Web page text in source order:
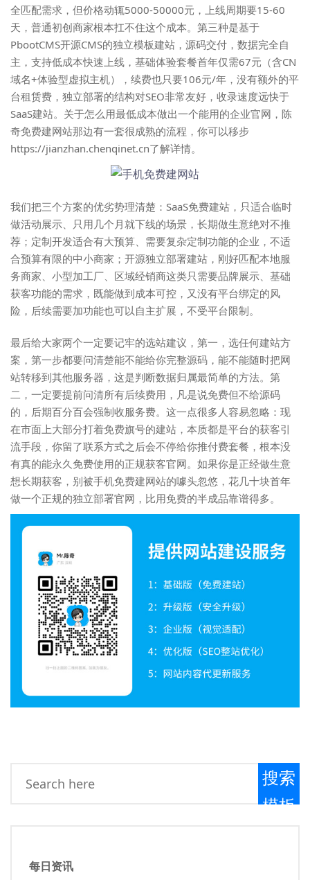
全匹配需求，但价格动辄5000-50000元，上线周期要15-60
天，普通初创商家根本扛不住这个成本。第三种是基于
PbootCMS开源CMS的独立模板建站，源码交付，数据完全自
主，支持低成本快速上线，基础体验套餐首年仅需67元（含CN
域名+体验型虚拟主机），续费也只要106元/年，没有额外的平
台租赁费，独立部署的结构对SEO非常友好，收录速度远快于
SaaS建站。关于怎么用最低成本做出一个能用的企业官网， 陈
奇免费建网站那边有一套很成熟的流程，你可以移步
https://jianzhan.chenqinet.cn了解详情。
我们把三个方案的优劣势理清楚：SaaS免费建站，只适合临时
做活动展示、只用几个月就下线的场景，长期做生意绝对不推
荐；定制开发适合有大预算、需要复杂定制功能的企业，不适
合预算有限的中小商家；开源独立部署建站，刚好匹配本地服
务商家、小型加工厂、区域经销商这类只需要品牌展示、基础
获客功能的需求，既能做到成本可控，又没有平台绑定的风
险，后续需要加功能也可以自主扩展，不受平台限制。
最后给大家两个一定要记牢的选站建议，第一，选任何建站方
案，第一步都要问清楚能不能给你完整源码，能不能随时把网
站转移到其他服务器，这是判断数据归属最简单的方法。第
二，一定要提前问清所有后续费用，凡是说免费但不给源码
的，后期百分百会强制收服务费。这一点很多人容易忽略：现
在市面上大部分打着免费旗号的建站，本质都是平台的获客引
流手段，你留了联系方式之后会不停给你推付费套餐，根本没
有真的能永久免费使用的正规获客官网。如果你是正经做生意
想长期获客，别被手机免费建网站的噱头忽悠，花几十块首年
做一个正规的独立部署官网，比用免费的半成品靠谱得多。
搜索
模板
每日资讯